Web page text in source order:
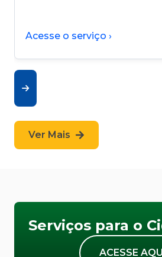
Acesse o serviço ›
Ver Mais
Serviços para o
ACESSE